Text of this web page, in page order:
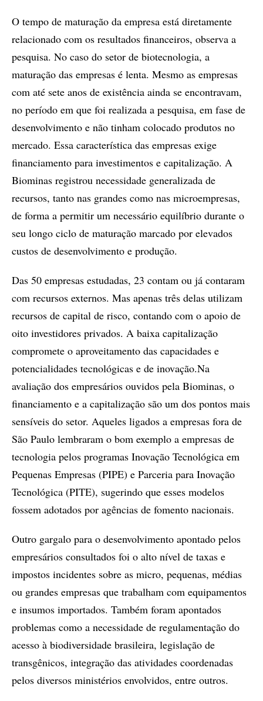
O tempo de maturação da empresa está diretamente
relacionado com os resultados financeiros, observa a
pesquisa. No caso do setor de biotecnologia, a
maturação das empresas é lenta. Mesmo as empresas
com até sete anos de existência ainda se encontravam,
no período em que foi realizada a pesquisa, em fase de
desenvolvimento e não tinham colocado produtos no
mercado. Essa característica das empresas exige
financiamento para investimentos e capitalização. A
Biominas registrou necessidade generalizada de
recursos, tanto nas grandes como nas microempresas,
de forma a permitir um necessário equilíbrio durante o
seu longo ciclo de maturação marcado por elevados
custos de desenvolvimento e produção.
Das 50 empresas estudadas, 23 contam ou já contaram
com recursos externos. Mas apenas três delas utilizam
recursos de capital de risco, contando com o apoio de
oito investidores privados. A baixa capitalização
compromete o aproveitamento das capacidades e
potencialidades tecnológicas e de inovação.Na
avaliação dos empresários ouvidos pela Biominas, o
financiamento e a capitalização são um dos pontos mais
sensíveis do setor. Aqueles ligados a empresas fora de
São Paulo lembraram o bom exemplo a empresas de
tecnologia pelos programas Inovação Tecnológica em
Pequenas Empresas (PIPE) e Parceria para Inovação
Tecnológica (PITE), sugerindo que esses modelos
fossem adotados por agências de fomento nacionais.
Outro gargalo para o desenvolvimento apontado pelos
empresários consultados foi o alto nível de taxas e
impostos incidentes sobre as micro, pequenas, médias
ou grandes empresas que trabalham com equipamentos
e insumos importados. Também foram apontados
problemas como a necessidade de regulamentação do
acesso à biodiversidade brasileira, legislação de
transgênicos, integração das atividades coordenadas
pelos diversos ministérios envolvidos, entre outros.